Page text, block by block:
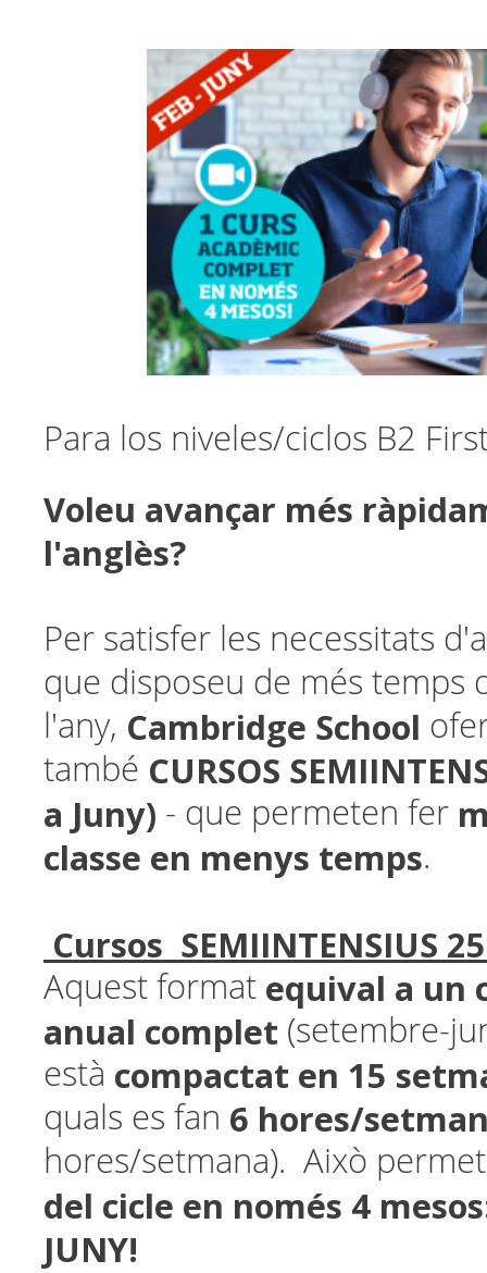
Para los niveles/ciclos B2
Voleu avançar més
l'anglès?
Per satisfer les necessitats
que disposeu de més temps
l'any, Cambridge School
també CURSOS
a Juny) - que permeten fer
classe en menys temps.
Cursos SEMIINTENSIUS
Aquest format equival a un
anual complet (setembre-
està compactat en 15
quals es fan 6 hores/
hores/setmana). Això
del cicle en només 4 mesos:
JUNY!